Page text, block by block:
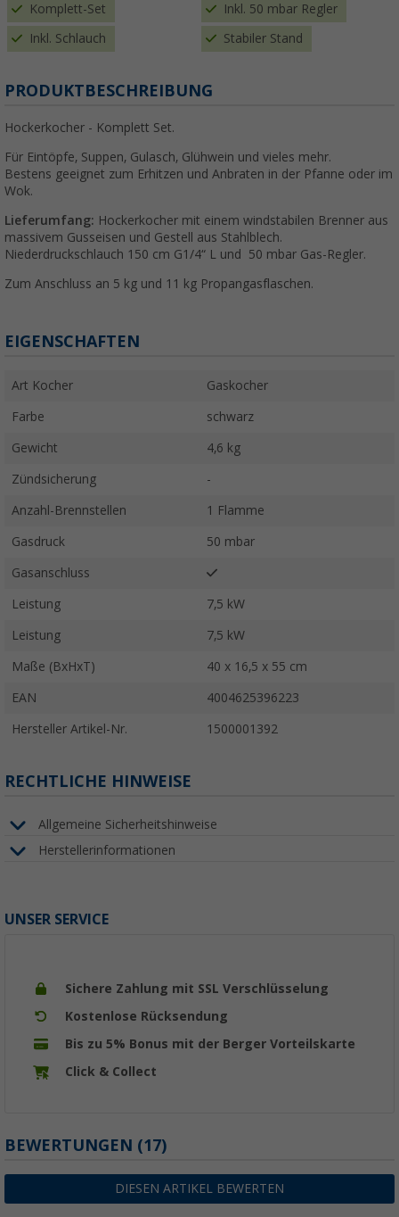
Komplett-Set Inkl. 50 mbar Regler
Inkl. Schlauch Stabiler Stand
PRODUKTBESCHREIBUNG
Hockerkocher - Komplett Set.
Für Eintöpfe, Suppen, Gulasch, Glühwein und vieles mehr.
Bestens geeignet zum Erhitzen und Anbraten in der Pfanne oder im
Wok.
Lieferumfang: Hockerkocher mit einem windstabilen Brenner aus
massivem Gusseisen und Gestell aus Stahlblech.
Niederdruckschlauch 150 cm G1/4“ L und 50 mbar Gas-Regler.
Zum Anschluss an 5 kg und 11 kg Propangasflaschen.
EIGENSCHAFTEN
Art Kocher Gaskocher
Farbe schwarz
Gewicht 4,6 kg
Zündsicherung -
Anzahl-Brennstellen 1 Flamme
Gasdruck 50 mbar
Gasanschluss
Leistung 7,5 kW
Leistung 7,5 kW
Maße (BxHxT) 40 x 16,5 x 55 cm
EAN 4004625396223
Hersteller Artikel-Nr. 1500001392
RECHTLICHE HINWEISE
Allgemeine Sicherheitshinweise
Herstellerinformationen
UNSER SERVICE
Sichere Zahlung mit SSL Verschlüsselung
Kostenlose Rücksendung
Bis zu 5% Bonus mit der Berger Vorteilskarte
Click & Collect
BEWERTUNGEN (17)
DIESEN ARTIKEL BEWERTEN